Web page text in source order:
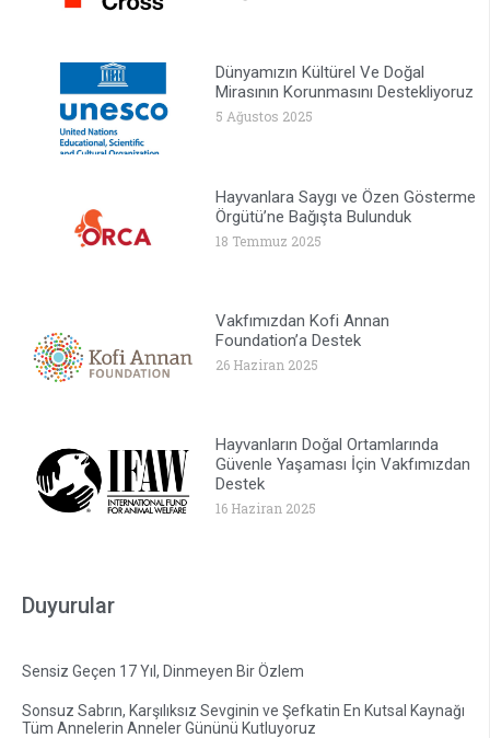
Dünyamızın Kültürel Ve Doğal
Mirasının Korunmasını Destekliyoruz
5 Ağustos 2025
Hayvanlara Saygı ve Özen Gösterme
Örgütü’ne Bağışta Bulunduk
18 Temmuz 2025
Vakfımızdan Kofi Annan
Foundation’a Destek
26 Haziran 2025
Hayvanların Doğal Ortamlarında
Güvenle Yaşaması İçin Vakfımızdan
Destek
16 Haziran 2025
Duyurular
Sensiz Geçen 17 Yıl, Dinmeyen Bir Özlem
Sonsuz Sabrın, Karşılıksız Sevginin ve Şefkatin En Kutsal Kaynağı
Tüm Annelerin Anneler Gününü Kutluyoruz